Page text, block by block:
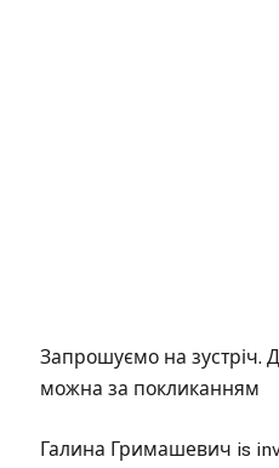
Запрошуємо на зустріч.
можна за покликанням
Галина Гримашевич is